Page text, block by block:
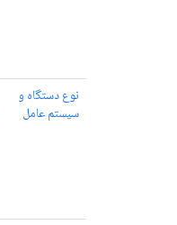
نوع دستگاه و
سیستم عامل